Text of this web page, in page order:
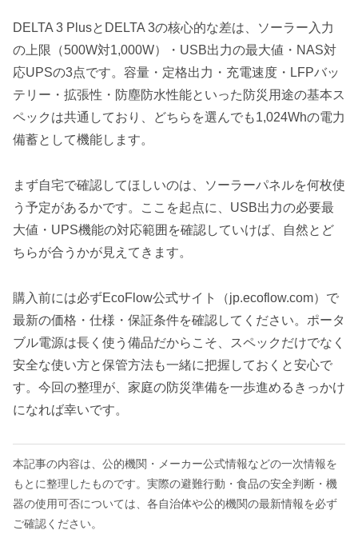
DELTA 3 PlusとDELTA 3の核心的な差は、ソーラー入力
の上限（500W対1,000W）・USB出力の最大値・NAS対
応UPSの3点です。容量・定格出力・充電速度・LFPバッ
テリー・拡張性・防塵防水性能といった防災用途の基本ス
ペックは共通しており、どちらを選んでも1,024Whの電力
備蓄として機能します。
まず自宅で確認してほしいのは、ソーラーパネルを何枚使
う予定があるかです。ここを起点に、USB出力の必要最
大値・UPS機能の対応範囲を確認していけば、自然とど
ちらが合うかが見えてきます。
購入前には必ずEcoFlow公式サイト（jp.ecoflow.com）で
最新の価格・仕様・保証条件を確認してください。ポータ
ブル電源は長く使う備品だからこそ、スペックだけでなく
安全な使い方と保管方法も一緒に把握しておくと安心で
す。今回の整理が、家庭の防災準備を一歩進めるきっかけ
になれば幸いです。
本記事の内容は、公的機関・メーカー公式情報などの一次情報を
もとに整理したものです。実際の避難行動・食品の安全判断・機
器の使用可否については、各自治体や公的機関の最新情報を必ず
ご確認ください。